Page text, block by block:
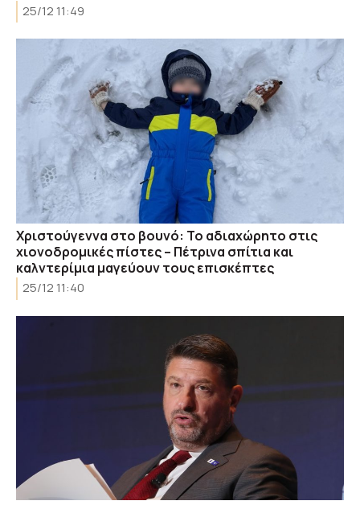
25/12 11:49
Χριστούγεννα στο βουνό: Το αδιαχώρητο στις
χιονοδρομικές πίστες – Πέτρινα σπίτια και
καλντερίμια μαγεύουν τους επισκέπτες
25/12 11:40